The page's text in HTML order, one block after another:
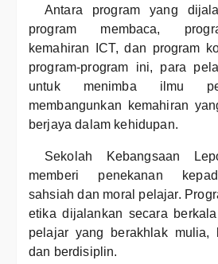
Antara program yang
program membaca,
kemahiran ICT, dan program
program-program ini, para
untuk menimba ilmu
membangunkan kemahiran
berjaya dalam kehidupan.
Sekolah Kebangsaan
memberi penekanan
sahsiah dan moral pelajar.
etika dijalankan secara
pelajar yang berakhlak mulia,
dan berdisiplin.